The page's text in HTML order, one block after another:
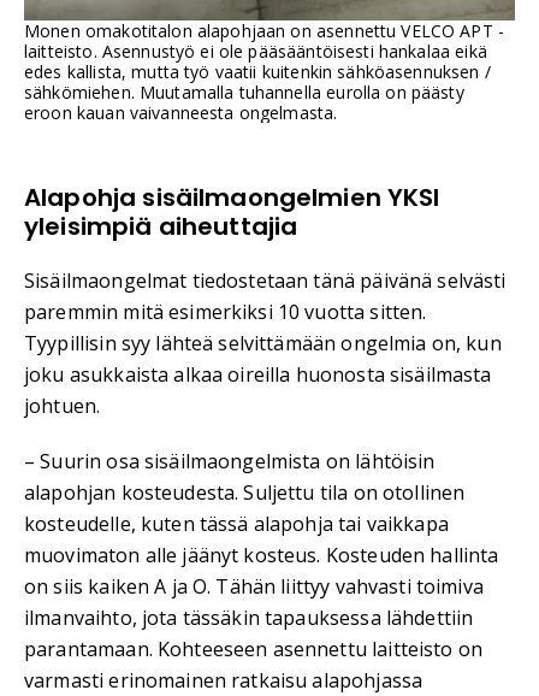
Monen omakotitalon alapohjaan on asennettu VELCO APT -
laitteisto. Asennustyö ei ole pääsääntöisesti hankalaa eikä
edes kallista, mutta työ vaatii kuitenkin sähköasennuksen /
sähkömiehen. Muutamalla tuhannella eurolla on päästy
eroon kauan vaivanneesta ongelmasta.
Alapohja sisäilmaongelmien YKSI
yleisimpiä aiheuttajia
Sisäilmaongelmat tiedostetaan tänä päivänä selvästi
paremmin mitä esimerkiksi 10 vuotta sitten.
Tyypillisin syy lähteä selvittämään ongelmia on, kun
joku asukkaista alkaa oireilla huonosta sisäilmasta
johtuen.
– Suurin osa sisäilmaongelmista on lähtöisin
alapohjan kosteudesta. Suljettu tila on otollinen
kosteudelle, kuten tässä alapohja tai vaikkapa
muovimaton alle jäänyt kosteus. Kosteuden hallinta
on siis kaiken A ja O. Tähän liittyy vahvasti toimiva
ilmanvaihto, jota tässäkin tapauksessa lähdettiin
parantamaan. Kohteeseen asennettu laitteisto on
varmasti erinomainen ratkaisu alapohjassa